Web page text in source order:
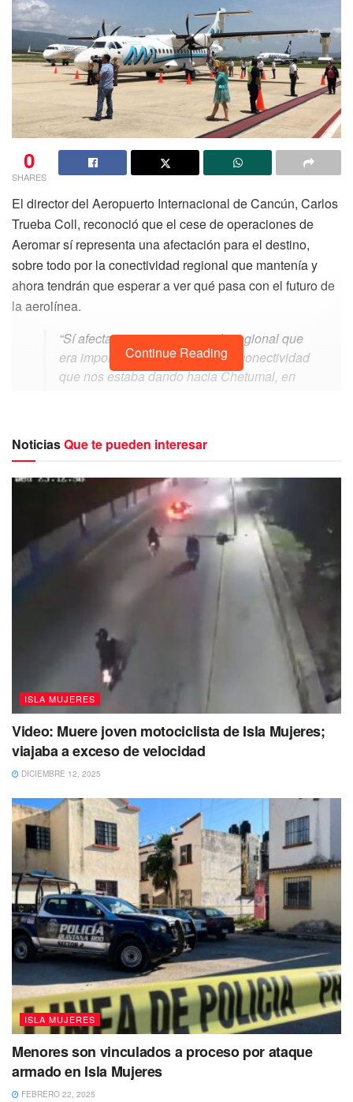
0
SHARES
El director del Aeropuerto Internacional de Cancún, Carlos
Trueba Coll, reconoció que el cese de operaciones de
Aeromar sí representa una afectación para el destino,
sobre todo por la conectividad regional que mantenía y
ahora tendrán que esperar a ver qué pasa con el futuro de
la aerolínea.
“Sí afecta, porque era un vuelo regional que
era importante, sobre todo en la conectividad
que nos estaba dando hacia Chetumal, en
pequeñas, como Tropic Air, que pueden
Lamentó que la situación financiera de la empresa ya no le
permita continuar con sus vuelos, aunque decidió omitir
comentarios respecto a si la aerolínea tiene alguna deuda
en específico con el aeropuerto de Cancún o directamente
con Aeropuertos del Sureste (Asur); sin embargo, indicó
que ellos tienen los mecanismos legales para resarcir
cualquier tipo de daño, gracias a contratos de por medio
que tendrán que ejecutarse en su momento.
Aeromar, aseveró, contaba con personal propio, por lo
menos un promedio de 40 empleados en el destino,
trabajadores que esperan puedan colocarse rápidamente
con alguna otra empresa, lo que vio factible por la
demanda elevada que hay de plazas actualmente y por ser
personal ya capacitado.
“En la región de Quintana Roo, pero
especialmente Cancún-Riviera Maya, hoy
por hoy tenemos, no nada más en lo
gran necesidad de trabajadores, no se están
cubriendo las plazas disponibles y eso
permite incorporar a las personas en otras
Continue Reading
NoticiasQue te pueden interesar
ISLA MUJERES
Video: Muere joven motociclista de Isla Mujeres;
viajaba a exceso de velocidad
DICIEMBRE 12, 2025
ISLA MUJERES
Menores son vinculados a proceso por ataque
armado en Isla Mujeres
FEBRERO 22, 2025